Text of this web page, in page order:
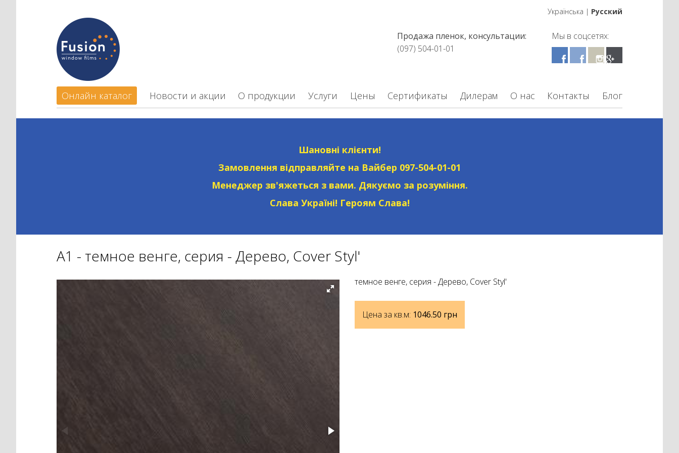
Українська | Русский
Мы в соцсетях:
Продажа пленок, консультации:
(097) 504-01-01
Онлайн каталог Новости и акции О продукции Услуги Цены Сертификаты Дилерам О нас Контакты Блог
Шановні клієнти!
Замовлення відправляйте на Вайбер 097-504-01-01
Менеджер зв'яжеться з вами. Дякуємо за розуміння.
Слава Україні! Героям Слава!
А1 - темное венге, серия - Дерево, Cover Styl'
темное венге, серия - Дерево, Cover Styl'
Цена за кв.м: 1046.50 грн